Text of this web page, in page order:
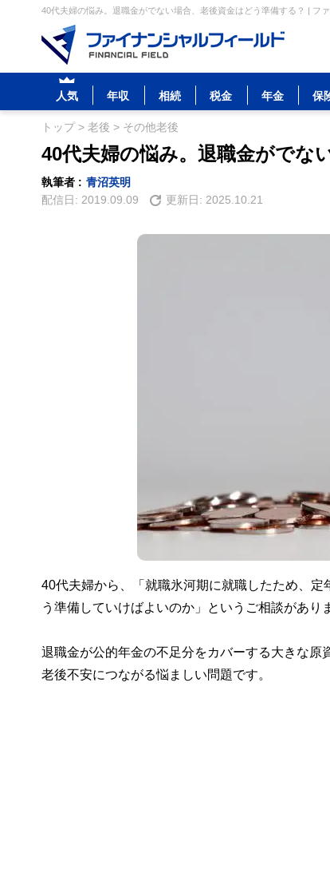
40代夫婦の悩み。退職金がでない場合、老後資金はどう準備する？ | フ
人気 年収 相続 税金 年金 保
トップ> 老後 > その他老後
40代夫婦の悩み。退職金がでな
執筆者 : 青沼英明
配信日: 2019.09.09 更新日: 2025.10.21
40代夫婦から、「就職氷河期に就職したため、
う準備していけばよいのか」というご相談があり
退職金が公的年金の不足分をカバーする大きな
老後不安につながる悩ましい問題です。